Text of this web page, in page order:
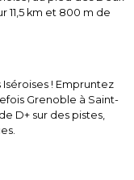
11,5 km et 800 m de
! Empruntez
Grenoble à Saint-
D+ sur des pistes,